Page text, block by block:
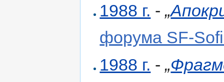
1988 г. -„
форума SF-
1988 г. -„